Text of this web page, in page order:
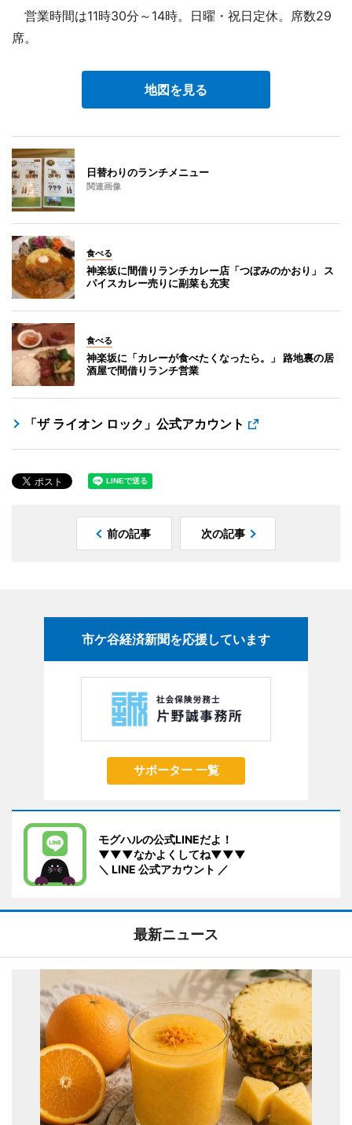
営業時間は11時30分～14時。日曜・祝日定休。席数29
席。
地図を見る
日替わりのランチメニュー
関連画像
食べる
神楽坂に間借りランチカレー店「つぼみのかおり」 ス
パイスカレー売りに副菜も充実
食べる
神楽坂に「カレーが食べたくなったら。」 路地裏の居
酒屋で間借りランチ営業
「ザ ライオン ロック」公式アカウント
前の記事 次の記事
市ケ谷経済新聞を応援しています
サポーター 一覧
モグハルの公式LINEだよ！
▼▼▼なかよくしてね▼▼▼
＼ LINE 公式アカウント ／
最新ニュース